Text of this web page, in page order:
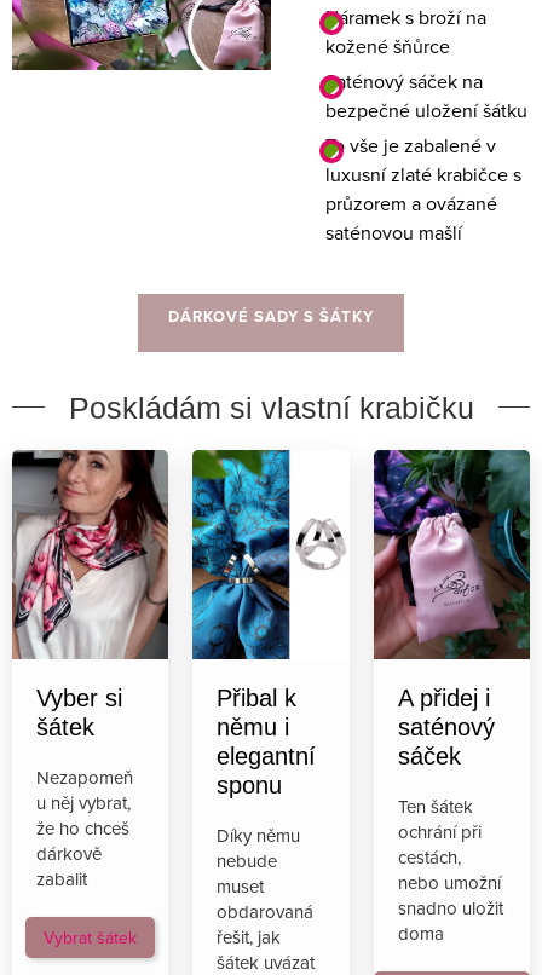
Náramek s broží na
kožené šňůrce
Saténový sáček na
bezpečné uložení šátku
To vše je zabalené v
luxusní zlaté krabičce s
průzorem a ovázané
saténovou mašlí
DÁRKOVÉ SADY S ŠÁTKY
Poskládám si vlastní krabičku
Vyber si
šátek
Nezapomeň
u něj vybrat,
že ho chceš
dárkově
zabalit
Vybrat šátek
Přibal k
němu i
elegantní
sponu
Díky němu
nebude
muset
obdarovaná
řešit, jak
šátek uvázat
A přidej i
saténový
sáček
Ten šátek
ochrání při
cestách,
nebo umožní
snadno uložit
doma